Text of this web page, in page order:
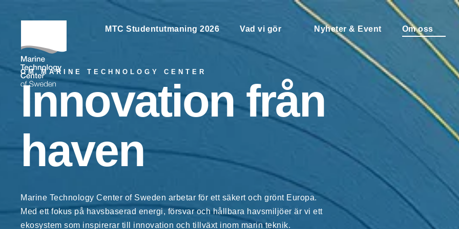
MTC Studentutmaning 2026 Vad vi gör Nyheter & Event Om oss
OM MARINE TECHNOLOGY CENTER
Innovation från
haven
Marine Technology Center of Sweden arbetar för ett säkert och grönt Europa.
Med ett fokus på havsbaserad energi, försvar och hållbara havsmiljöer är vi ett
ekosystem som inspirerar till innovation och tillväxt inom marin teknik.